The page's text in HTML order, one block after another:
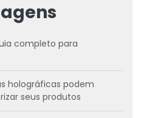
completo para
holográficas podem
seus produtos